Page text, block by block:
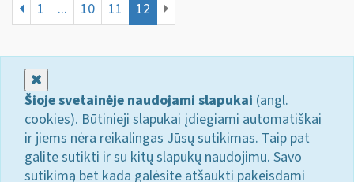
1 ... 10 11 12
Šioje svetainėje naudojami slapukai (angl.
cookies). Būtinieji slapukai įdiegiami automatiškai
ir jiems nėra reikalingas Jūsų sutikimas. Taip pat
galite sutikti ir su kitų slapukų naudojimu. Savo
sutikimą bet kada galėsite atšaukti pakeisdami